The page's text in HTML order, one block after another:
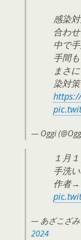
感染
合わ
中で
手間
まさ
染対策
— Oggi
１月
手洗
作者→
— あざこざみ
2024